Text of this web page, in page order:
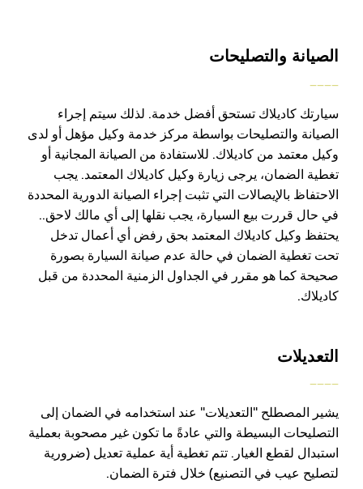
الصيانة والتصليحات
سيارتك كاديلاك تستحق أفضل خدمة. لذلك سيتم إجراء
الصيانة والتصليحات بواسطة مركز خدمة وكيل مؤهل أو لدى
وكيل معتمد من كاديلاك. للاستفادة من الصيانة المجانية أو
تغطية الضمان، يرجى زيارة وكيل كاديلاك المعتمد. يجب
الاحتفاظ بالإيصالات التي تثبت إجراء الصيانة الدورية المحددة
في حال قررت بيع السيارة، يجب نقلها إلى أي مالك لاحق..
يحتفظ وكيل كاديلاك المعتمد بحق رفض أي أعمال تدخل
تحت تغطية الضمان في حالة عدم صيانة السيارة بصورة
صحيحة كما هو مقرر في الجداول الزمنية المحددة من قبل
كاديلاك.
التعديلات
يشير المصطلح "التعديلات" عند استخدامه في الضمان إلى
التصليحات البسيطة والتي عادةً ما تكون غير مصحوبة بعملية
استبدال لقطع الغيار. تتم تغطية أية عملية تعديل (ضرورية
لتصليح عيب في التصنيع) خلال فترة الضمان.